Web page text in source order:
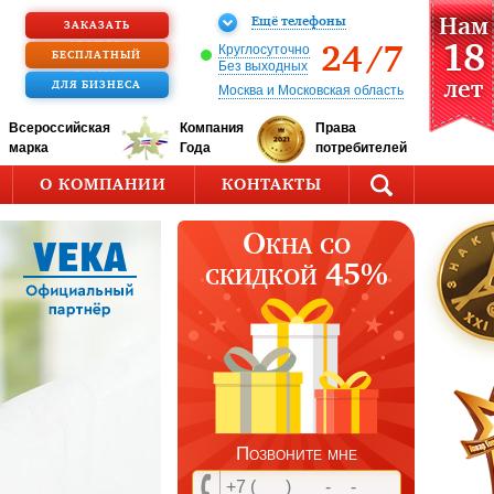
ЗАКАЗАТЬ
ЗВОНОК
БЕСПЛАТНЫЙ
ЗАМЕР
ДЛЯ БИЗНЕСА
Ещё телефоны
24/7
Круглосуточно
Без выходных
Москва и Московская область
Нам
18
лет
Всероссийская
марка
Компания
Года
Права
потребителей
О КОМПАНИИ КОНТАКТЫ
Окна со
скидкой 45%
Позвоните мне